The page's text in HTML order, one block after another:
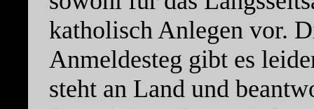
katholisch Anlegen vor.
Anmeldesteg gibt es
steht an Land und